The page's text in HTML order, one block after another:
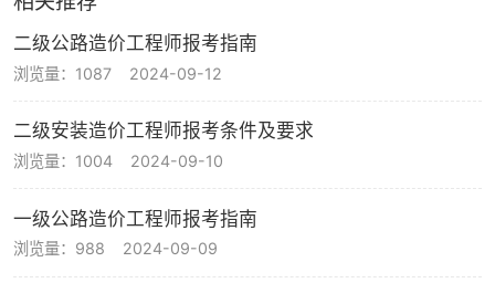
二级公路造价工程师报考指南
浏览量：1087 2024-09-12
二级安装造价工程师报考条件及要求
浏览量：1004 2024-09-10
一级公路造价工程师报考指南
浏览量：988 2024-09-09